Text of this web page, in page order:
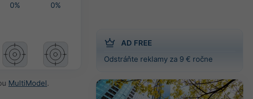
AD FREE
Odstráňte reklamy za 9 € ročne
0% 0%
MultiModel.